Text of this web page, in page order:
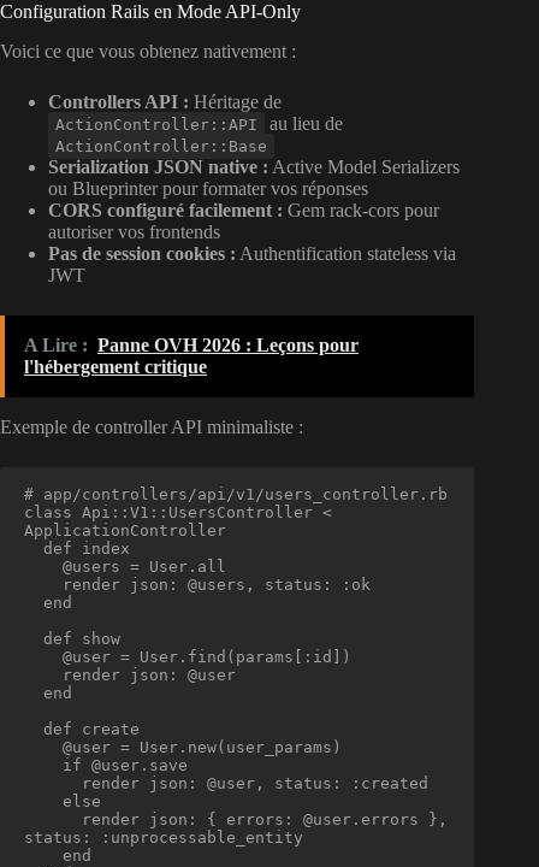
Configuration Rails en Mode API-Only
Voici ce que vous obtenez nativement :
Controllers API : Héritage de
ActionController::API au lieu de
ActionController::Base
Serialization JSON native : Active Model Serializers
ou Blueprinter pour formater vos réponses
CORS configuré facilement : Gem rack-cors pour
autoriser vos frontends
Pas de session cookies : Authentification stateless via
JWT
A Lire : Panne OVH 2026 : Leçons pour
l'hébergement critique
Exemple de controller API minimaliste :
# app/controllers/api/v1/users_controller.rb
class Api::V1::UsersController <
ApplicationController
status: :unprocessable_entity